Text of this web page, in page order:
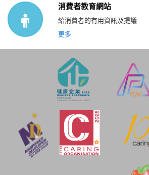
消費者教育網站
給消費者的有用資訊及提議
更多